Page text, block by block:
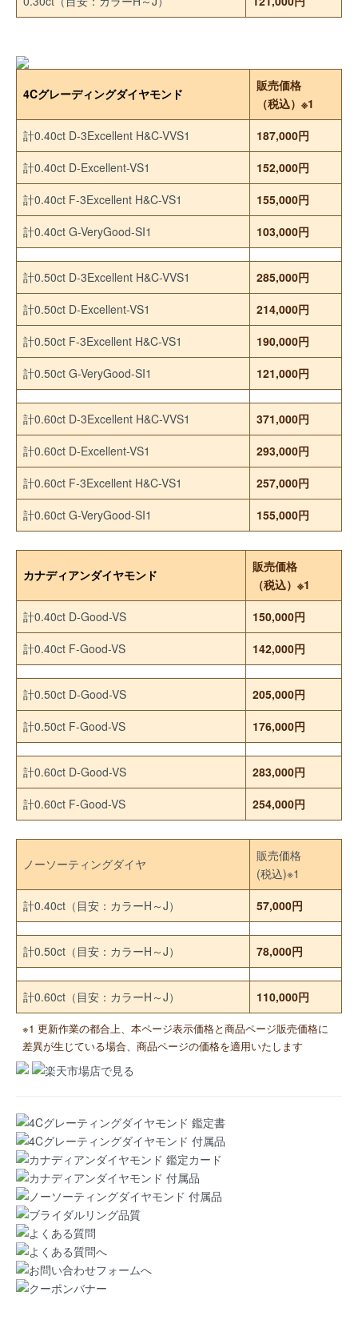
4Cグレーディングダイヤモンド
販売価格
（税込）※1
計0.40ct D-3Excellent H&C-VVS1
187,000円
計0.40ct D-Excellent-VS1
152,000円
計0.40ct F-3Excellent H&C-VS1
155,000円
計0.40ct G-VeryGood-SI1
103,000円
計0.50ct D-3Excellent H&C-VVS1
285,000円
計0.50ct D-Excellent-VS1
214,000円
計0.50ct F-3Excellent H&C-VS1
190,000円
計0.50ct G-VeryGood-SI1
121,000円
計0.60ct D-3Excellent H&C-VVS1
371,000円
計0.60ct D-Excellent-VS1
293,000円
計0.60ct F-3Excellent H&C-VS1
257,000円
計0.60ct G-VeryGood-SI1
155,000円
カナディアンダイヤモンド
販売価格
（税込）※1
計0.40ct D-Good-VS
150,000円
計0.40ct F-Good-VS
142,000円
計0.50ct D-Good-VS
205,000円
計0.50ct F-Good-VS
176,000円
計0.60ct D-Good-VS
283,000円
計0.60ct F-Good-VS
254,000円
ノーソーティングダイヤ
販売価格
(税込)※1
計0.40ct（目安：カラーH～J）
57,000円
計0.50ct（目安：カラーH～J） 78,000円
計0.60ct（目安：カラーH～J） 110,000円
※1 更新作業の都合上、本ページ表示価格と商品ページ販売価格に
差異が生じている場合、商品ページの価格を適用いたします